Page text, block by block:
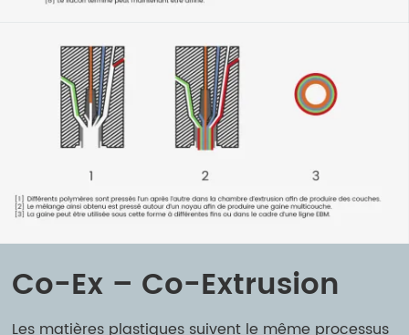
Co-Ex – Co-Extrusion
Les matières plastiques suivent le même processus